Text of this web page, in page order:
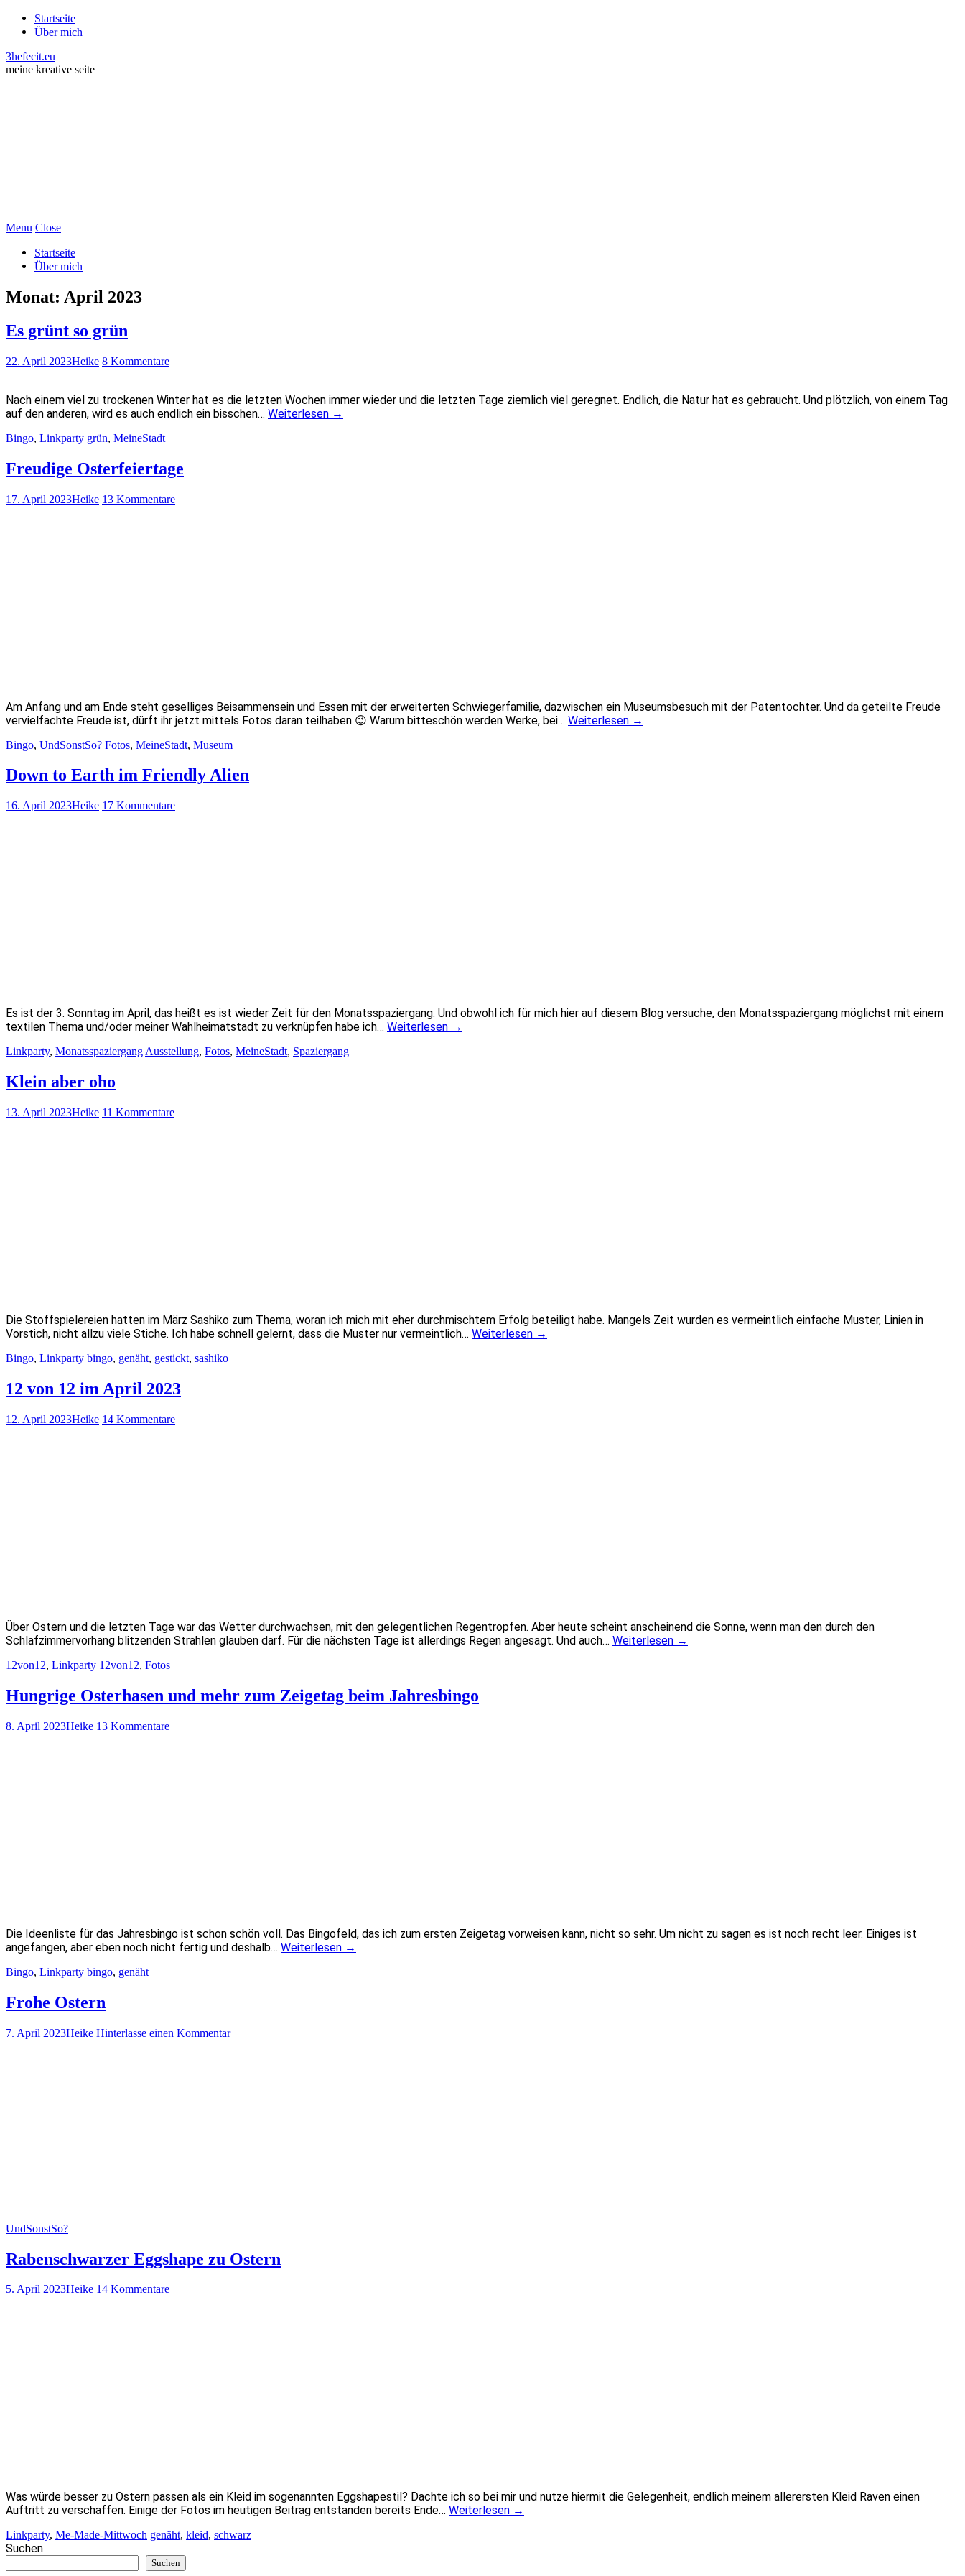
Startseite
Über mich
3hefecit.eu
meine kreative seite
Menu Close
Startseite
Über mich
Monat: April 2023
Es grünt so grün
22. April 2023Heike 8 Kommentare
Nach einem viel zu trockenen Winter hat es die letzten Wochen immer wieder und die letzten Tage ziemlich viel geregnet. Endlich, die Natur hat es gebraucht. Und plötzlich, von einem Tag
auf den anderen, wird es auch endlich ein bisschen… Weiterlesen →
Bingo, Linkparty grün, MeineStadt
Freudige Osterfeiertage
17. April 2023Heike 13 Kommentare
Am Anfang und am Ende steht geselliges Beisammensein und Essen mit der erweiterten Schwiegerfamilie, dazwischen ein Museumsbesuch mit der Patentochter. Und da geteilte Freude
vervielfachte Freude ist, dürft ihr jetzt mittels Fotos daran teilhaben 😉 Warum bitteschön werden Werke, bei… Weiterlesen →
Bingo, UndSonstSo? Fotos, MeineStadt, Museum
Down to Earth im Friendly Alien
16. April 2023Heike 17 Kommentare
Es ist der 3. Sonntag im April, das heißt es ist wieder Zeit für den Monatsspaziergang. Und obwohl ich für mich hier auf diesem Blog versuche, den Monatsspaziergang möglichst mit einem
textilen Thema und/oder meiner Wahlheimatstadt zu verknüpfen habe ich… Weiterlesen →
Linkparty, Monatsspaziergang Ausstellung, Fotos, MeineStadt, Spaziergang
Klein aber oho
13. April 2023Heike 11 Kommentare
Die Stoffspielereien hatten im März Sashiko zum Thema, woran ich mich mit eher durchmischtem Erfolg beteiligt habe. Mangels Zeit wurden es vermeintlich einfache Muster, Linien in
Vorstich, nicht allzu viele Stiche. Ich habe schnell gelernt, dass die Muster nur vermeintlich… Weiterlesen →
Bingo, Linkparty bingo, genäht, gestickt, sashiko
12 von 12 im April 2023
12. April 2023Heike 14 Kommentare
Über Ostern und die letzten Tage war das Wetter durchwachsen, mit den gelegentlichen Regentropfen. Aber heute scheint anscheinend die Sonne, wenn man den durch den
Schlafzimmervorhang blitzenden Strahlen glauben darf. Für die nächsten Tage ist allerdings Regen angesagt. Und auch… Weiterlesen →
12von12, Linkparty 12von12, Fotos
Hungrige Osterhasen und mehr zum Zeigetag beim Jahresbingo
8. April 2023Heike 13 Kommentare
Die Ideenliste für das Jahresbingo ist schon schön voll. Das Bingofeld, das ich zum ersten Zeigetag vorweisen kann, nicht so sehr. Um nicht zu sagen es ist noch recht leer. Einiges ist
angefangen, aber eben noch nicht fertig und deshalb… Weiterlesen →
Bingo, Linkparty bingo, genäht
Frohe Ostern
7. April 2023Heike Hinterlasse einen Kommentar
UndSonstSo?
Rabenschwarzer Eggshape zu Ostern
5. April 2023Heike 14 Kommentare
Was würde besser zu Ostern passen als ein Kleid im sogenannten Eggshapestil? Dachte ich so bei mir und nutze hiermit die Gelegenheit, endlich meinem allerersten Kleid Raven einen
Auftritt zu verschaffen. Einige der Fotos im heutigen Beitrag entstanden bereits Ende… Weiterlesen →
Linkparty, Me-Made-Mittwoch genäht, kleid, schwarz
Suchen
Suchen